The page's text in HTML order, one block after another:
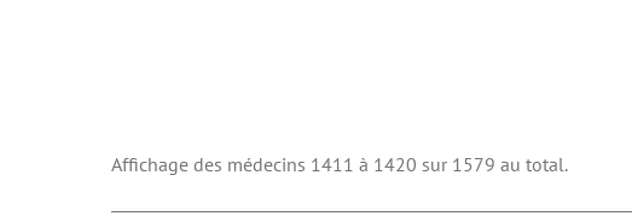
Affichage des médecins 1411 à 1420 sur 1579 au total.